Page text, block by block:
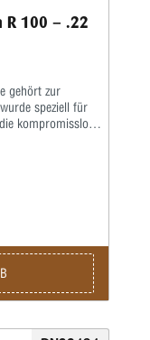
R 100 – .22
gehört zur
speziell für
kompromisslose
Ob im
– die RWS
Als
R100 weltweit
im
für KK-
RWS
Qualität im
weltweit